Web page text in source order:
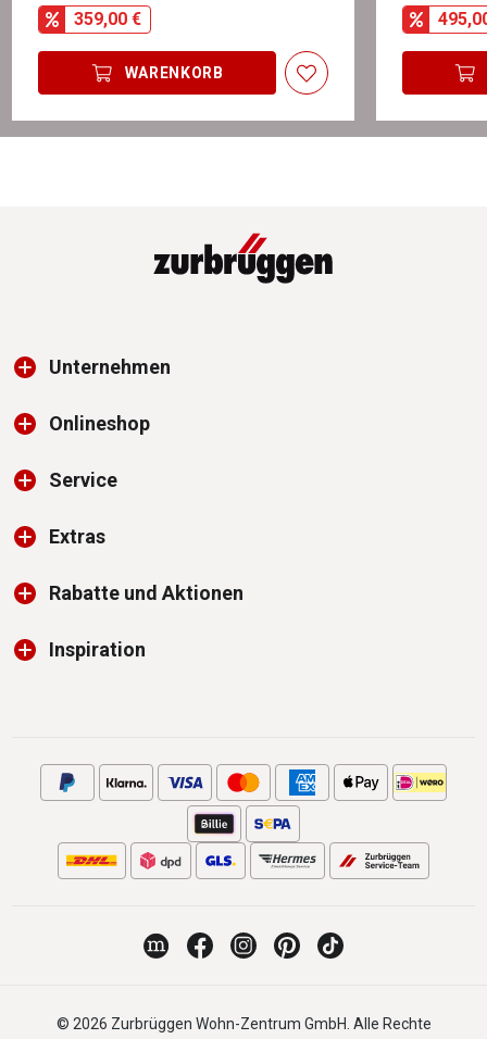
359,00 €
WARENKORB
Unternehmen
Onlineshop
Service
Extras
Rabatte und Aktionen
Inspiration
© 2026 Zurbrüggen Wohn-Zentrum GmbH. Alle Rechte